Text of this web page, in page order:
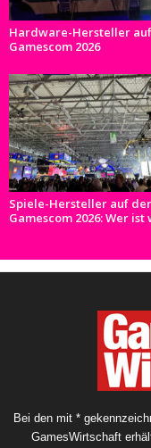
Hardware-Hersteller
Gamescom 2026
Spiele-Hersteller auf der
Gamescom 2026: Wer ist
Bei den mit *
GamesWirtschaft